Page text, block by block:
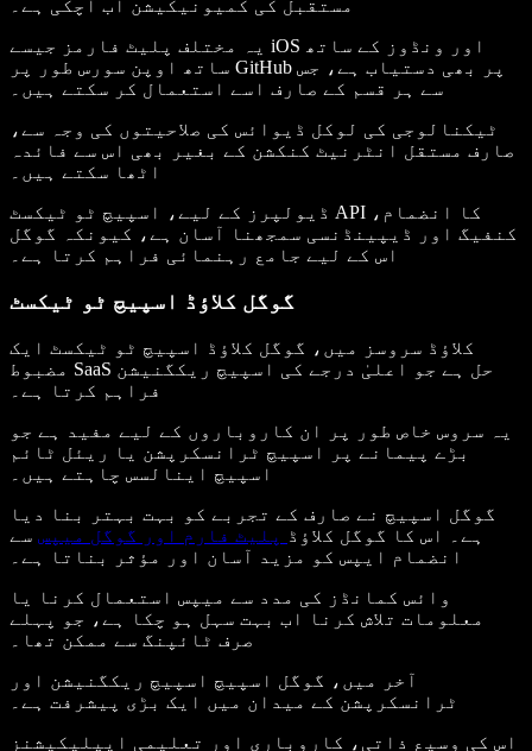
یہ مختلف پلیٹ فارمز جیسے iOS اور ونڈوز کے ساتھ
ساتھ اوپن سورس طور پر GitHub پر بھی دستیاب ہے، جس
سے ہر قسم کے صارف اسے استعمال کر سکتے ہیں۔
ٹیکنالوجی کی لوکل ڈیوائس کی صلاحیتوں کی وجہ سے،
صارف مستقل انٹرنیٹ کنکشن کے بغیر بھی اس سے فائدہ
ڈیولپرز کے لیے، اسپيچ ٹو ٹیکسٹ API کا انضمام،
کنفیگ اور ڈیپینڈنسی سمجھنا آسان ہے، کیونکہ گوگل
اس کے لیے جامع رہنمائی فراہم کرتا ہے۔
گوگل کلاؤڈ اسپیچ ٹو ٹیکسٹ
کلاؤڈ سروسز میں، گوگل کلاؤڈ اسپیچ ٹو ٹیکسٹ ایک
مضبوط SaaS حل ہے جو اعلیٰ درجے کی اسپیچ ریکگنیشن
یہ سروس خاص طور پر ان کاروباروں کے لیے مفید ہے جو
بڑے پیمانے پر اسپیچ ٹرانسکرپشن یا ریئل ٹائم
اسپیچ اینالسس چاہتے ہیں۔
گوگل اسپیچ نے صارف کے تجربے کو بہت بہتر بنا دیا
ہے۔ اس کا گوگل کلاؤڈ
پلیٹ فارم اور گوگل میپس سے
وائس کمانڈز کی مدد سے میپس استعمال کرنا یا
معلومات تلاش کرنا اب بہت سہل ہو چکا ہے، جو پہلے
صرف ٹائپنگ سے ممکن تھا۔
آخر میں، گوگل اسپیچ اسپیچ ریکگنیشن اور
اس کی وسیع ذاتی، کاروباری اور تعلیمی ایپلیکیشنز